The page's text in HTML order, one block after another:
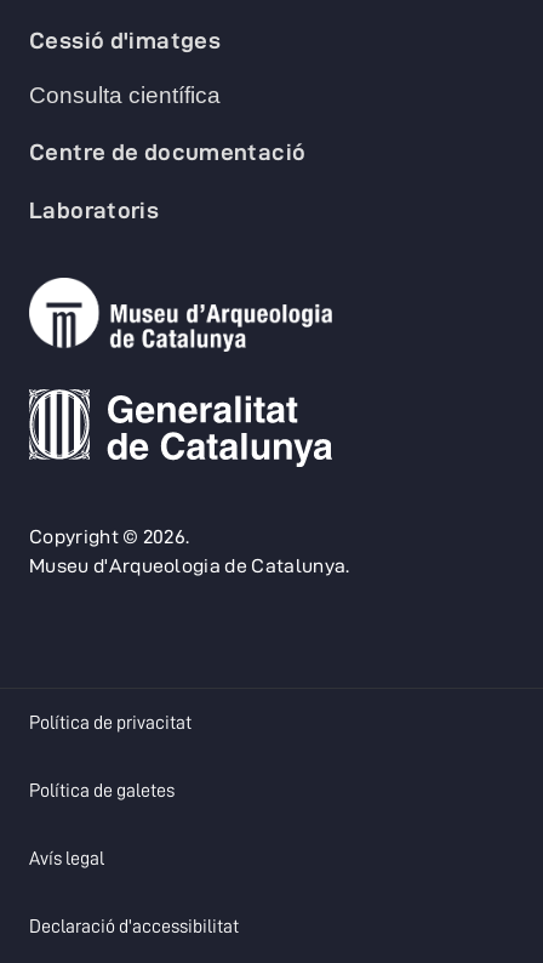
Copyright © 2026.
Museu d'Arqueologia de Catalunya.
Cessió d'imatges
Consulta científica
Centre de documentació
Laboratoris
Política de privacitatopens in a new tab
Política de galetesopens in a new tab
Avís legal
Declaració d'accessibilitatopens in a new tab